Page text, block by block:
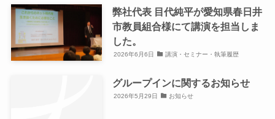
弊社代表 目代純平が愛知県春日井
市教員組合様にて講演を担当しま
した。
2026年6月6日 講演・セミナー・執筆履歴
グループインに関するお知らせ
2026年5月29日 お知らせ